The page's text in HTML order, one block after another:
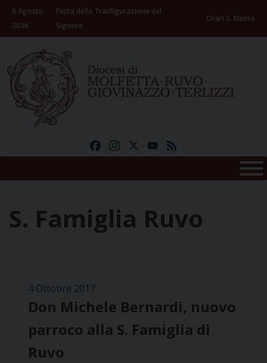
Skip
content
6 Agosto
2026
Festa della Trasfigurazione del
Signore
Orari S. Messe
FacebookInstagramYouTube
S. Famiglia Ruvo
4 Ottobre 2017
Don Michele Bernardi, nuovo
parroco alla S. Famiglia di
Ruvo